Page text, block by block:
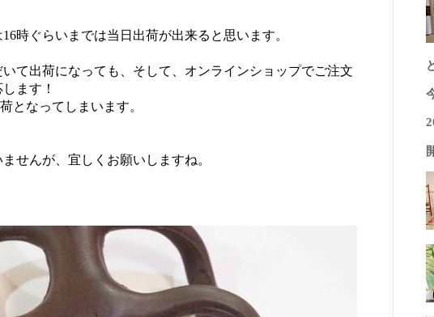
時ぐらいまでは当日出荷が出来ると思います。
て出荷になっても、そして、オンラインショップでご注文
ます！
となってしまいます。
せんが、宜しくお願いしますね。